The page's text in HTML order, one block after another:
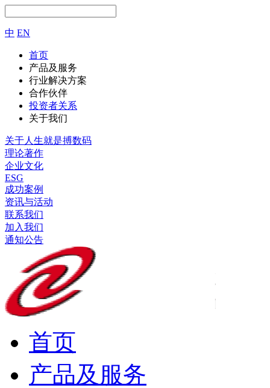
中 EN
首页
产品及服务
行业解决方案
合作伙伴
投资者关系
关于我们
关于人生就是搏数码
理论著作
企业文化
ESG
成功案例
资讯与活动
联系我们
加入我们
通知公告
首页
产品及服务